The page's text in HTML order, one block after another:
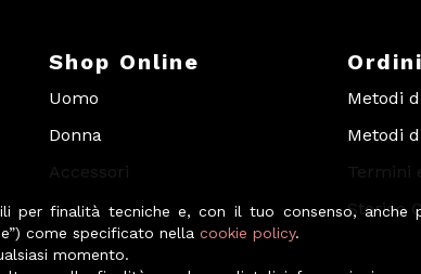
Shop Online
Uomo
Donna
Accessori
Ordini
Metodi
Metodi
Termini
Storico
per finalità tecniche e, con il tuo consenso, anche
come specificato nella cookie policy.
momento.